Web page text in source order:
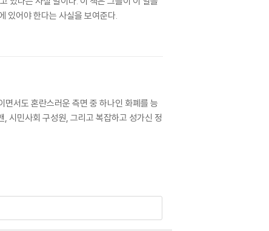
있어야 한다는 사실을 보여준다.
면서도 혼란스러운 측면 중 하나인 화폐를 능
시민사회 구성원, 그리고 복잡하고 성가신 정